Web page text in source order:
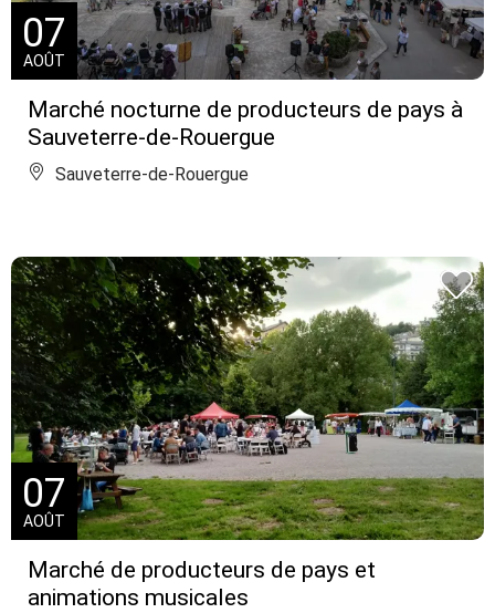
Marché nocturne de producteurs de pays à
Sauveterre-de-Rouergue
07
AOÛT
Sauveterre-de-Rouergue
Marché de producteurs de pays et
animations musicales
07
AOÛT